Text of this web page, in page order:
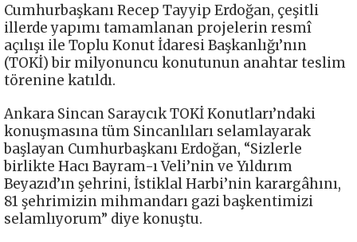
Cumhurbaşkanı Recep Tayyip Erdoğan, çeşitli
illerde yapımı tamamlanan projelerin resmî
açılışı ile Toplu Konut İdaresi Başkanlığı’nın
(TOKİ) bir milyonuncu konutunun anahtar teslim
törenine katıldı.
Ankara Sincan Saraycık TOKİ Konutları’ndaki
konuşmasına tüm Sincanlıları selamlayarak
başlayan Cumhurbaşkanı Erdoğan, “Sizlerle
birlikte Hacı Bayram-ı Veli’nin ve Yıldırım
Beyazıd’ın şehrini, İstiklal Harbi’nin karargâhını,
81 şehrimizin mihmandarı gazi başkentimizi
selamlıyorum” diye konuştu.